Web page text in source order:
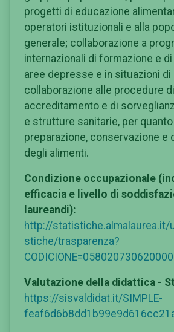
progetti di educazione
operatori istituzionali e alla
generale; collaborazione a
internazionali di formazione e
aree depresse e in situazioni di
collaborazione alle procedure di
accreditamento e di
e strutture sanitarie, per
preparazione, conservazione e
degli alimenti.
Condizione occupazionale
efficacia e livello di
laureandi):
http://
stiche/trasparenza?
Valutazione della didattica -
https://sisvaldidat.it/SIMPLE-